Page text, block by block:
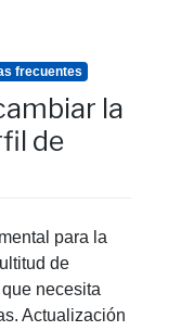
frecuentes
la
de
para la
de
necesita
Actualización